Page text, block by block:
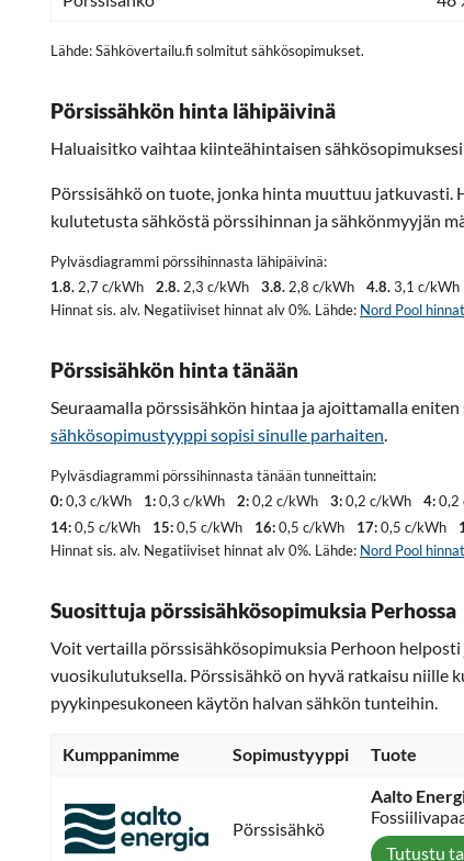
Lähde: Sähkövertailu.fi solmitut sähkösopimukset.
Pörsissähkön hinta lähipäivinä
Haluaisitko vaihtaa kiinteähintaisen
Pörssisähkö on tuote, jonka hinta muuttuu
kulutetusta sähköstä pörssihinnan ja sähkönmyyjän
Pylväsdiagrammi pörssihinnasta lähipäivinä:
1.8. 2,7 c/kWh 2.8. 2,3 c/kWh 3.8. 2,8 c/kWh 4.8.3,1 c/kWh
Hinnat sis. alv. Negatiiviset hinnat alv 0%. Lähde: Nord Pool
Pörssisähkön hinta tänään
Seuraamalla pörssisähkön hintaa ja ajoittamalla
sähkösopimustyyppi sopisi sinulle parhaiten
Pylväsdiagrammi pörssihinnasta tänään tunneittain:
0:0,3 c/kWh 1:0,3 c/kWh 2:0,2 c/kWh 3:0,2 c/kWh 4:0,2
14:0,5 c/kWh 15:0,5 c/kWh 16:0,5 c/kWh 17:0,5 c/kWh
Hinnat sis. alv. Negatiiviset hinnat alv 0%. Lähde: Nord Pool
Suosittuja pörssisähkösopimuksia Perhossa
Voit vertailla pörssisähkösopimuksia Perhoon
vuosikulutuksella. Pörssisähkö on hyvä ratkaisu niille
pyykinpesukoneen käytön halvan sähkön tunteihin.
Kumppanimme Sopimustyyppi Tuote
Pörssisähkö
Aalto
Tutustu